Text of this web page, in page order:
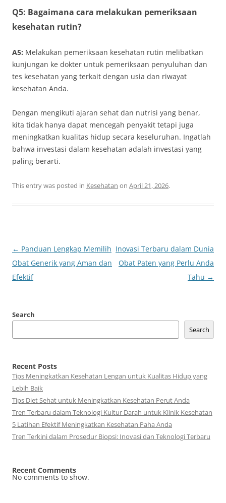
Q5: Bagaimana cara melakukan pemeriksaan
kesehatan rutin?
A5: Melakukan pemeriksaan kesehatan rutin melibatkan
kunjungan ke dokter untuk pemeriksaan penyuluhan dan
tes kesehatan yang terkait dengan usia dan riwayat
kesehatan Anda.
Dengan mengikuti ajaran sehat dan nutrisi yang benar,
kita tidak hanya dapat mencegah penyakit tetapi juga
meningkatkan kualitas hidup secara keseluruhan. Ingatlah
bahwa investasi dalam kesehatan adalah investasi yang
paling berarti.
This entry was posted in Kesehatan on April 21, 2026.
Post
navigation
← Panduan Lengkap Memilih
Obat Generik yang Aman dan
Efektif
Inovasi Terbaru dalam Dunia
Obat Paten yang Perlu Anda
Tahu →
Search
Search
Recent Posts
Tips Meningkatkan Kesehatan Lengan untuk Kualitas Hidup yang
Lebih Baik
Tips Diet Sehat untuk Meningkatkan Kesehatan Perut Anda
Tren Terbaru dalam Teknologi Kultur Darah untuk Klinik Kesehatan
5 Latihan Efektif Meningkatkan Kesehatan Paha Anda
Tren Terkini dalam Prosedur Biopsi: Inovasi dan Teknologi Terbaru
Recent Comments
No comments to show.